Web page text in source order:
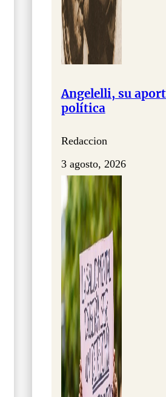
Angelelli, su
política
Redaccion
3 agosto, 2026